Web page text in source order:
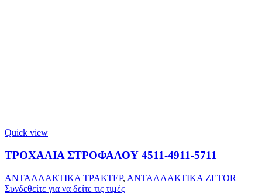
Quick view
ΤΡΟΧΑΛΙΑ ΣΤΡΟΦΑΛΟΥ 4511-4911-5711
ΑΝΤΑΛΛΑΚΤΙΚΑ ΤΡΑΚΤΕΡ, ΑΝΤΑΛΛΑΚΤΙΚΑ ZETOR
Συνδεθείτε για να δείτε τις τιμές